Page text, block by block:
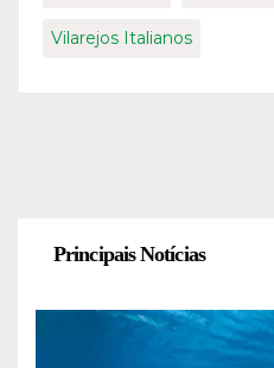
Vilarejos Italianos
Principais Notícias